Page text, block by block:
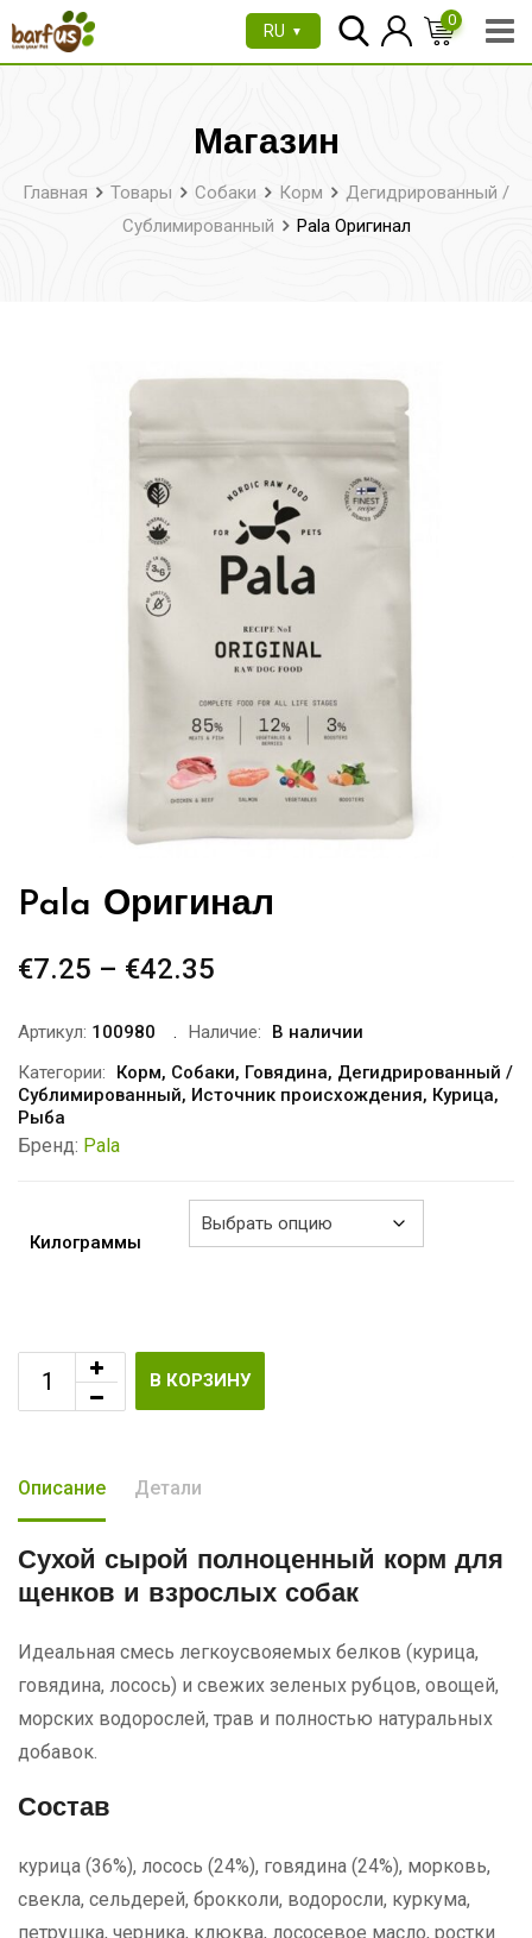
Перейти
RU ▼
0
Магазин
Главная Товары Собаки Корм
Дегидрированный /
Сублимированный
Pala Оригинал
Pala Оригинал
€7.25 – €42.35
€7.25
–
€42.35
Артикул: 100980 Наличие:
В наличии
Категории:
Корм, Собаки, Говядина, Дегидрированный /
Сублимированный, Источник происхождения, Курица,
Рыба
Бренд: Pala
Килограммы
В КОРЗИНУ
Описание Детали
Сухой сырой полноценный корм для
щенков и взрослых собак
Идеальная смесь легкоусвояемых белков (курица,
говядина, лосось) и свежих зеленых рубцов, овощей,
морских водорослей, трав и полностью натуральных
добавок.
Состав
курица (36%), лосось (24%), говядина (24%), морковь,
свекла, сельдерей, брокколи, водоросли, куркума,
петрушка, черника, клюква, лососевое масло, ростки